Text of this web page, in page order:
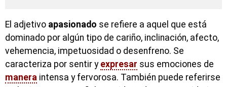
El adjetivo apasionado se refiere a aquel que está
dominado por algún tipo de cariño, inclinación, afecto,
vehemencia, impetuosidad o desenfreno. Se
caracteriza por sentir y expresar sus emociones de
manera intensa y fervorosa. También puede referirse